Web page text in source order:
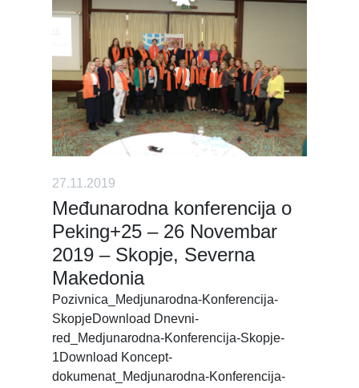
27.11.2019
Međunarodna konferencija o
Peking+25 – 26 Novembar
2019 – Skopje, Severna
Makedonia
Pozivnica_Medjunarodna-Konferencija-
SkopjeDownload Dnevni-
red_Medjunarodna-Konferencija-Skopje-
1Download Koncept-
dokumenat_Medjunarodna-Konferencija-